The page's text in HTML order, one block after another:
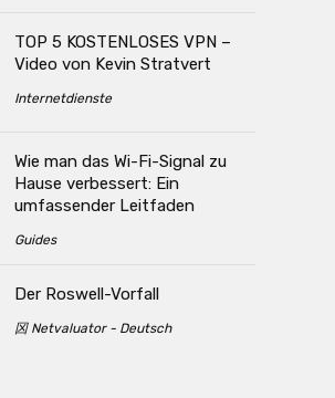
TOP 5 KOSTENLOSES VPN –
Video von Kevin Stratvert
Internetdienste
Wie man das Wi-Fi-Signal zu
Hause verbessert: Ein
umfassender Leitfaden
Guides
Der Roswell-Vorfall
龱 Netvaluator - Deutsch